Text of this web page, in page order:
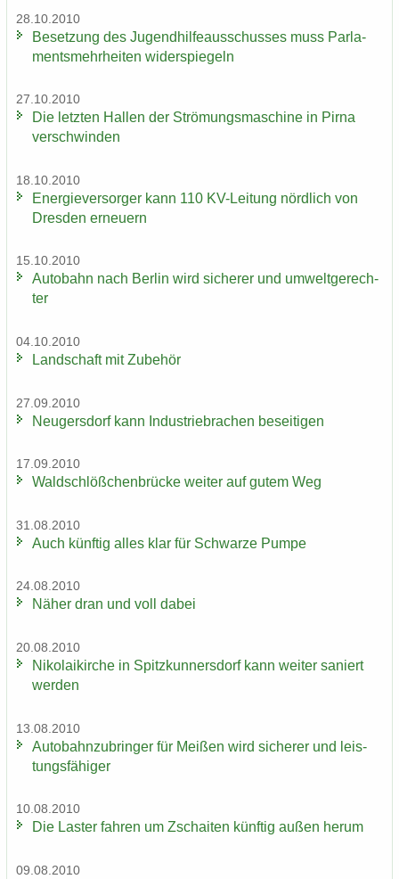
28.10.2010
Be­set­zung des Ju­gend­hil­fe­aus­schus­ses muss Par­la­
ments­mehr­hei­ten wi­der­spie­geln
27.10.2010
Die letz­ten Hal­len der Strö­mungs­ma­schi­ne in Pirna
ver­schwin­den
18.10.2010
En­er­gie­ver­sor­ger kann 110 KV-​Leitung nörd­lich von
Dres­den er­neu­ern
15.10.2010
Au­to­bahn nach Ber­lin wird si­che­rer und um­welt­ge­rech­
ter
04.10.2010
Land­schaft mit Zu­be­hör
27.09.2010
Neu­gers­dorf kann In­dus­trie­bra­chen be­sei­ti­gen
17.09.2010
Wald­schlöß­chen­brü­cke wei­ter auf gutem Weg
31.08.2010
Auch künf­tig alles klar für Schwar­ze Pumpe
24.08.2010
Näher dran und voll dabei
20.08.2010
Ni­ko­lai­kir­che in Spitz­kun­ners­dorf kann wei­ter sa­niert
wer­den
13.08.2010
Au­to­bahn­zu­brin­ger für Mei­ßen wird si­che­rer und leis­
tungs­fä­hi­ger
10.08.2010
Die Las­ter fah­ren um Zschai­ten künf­tig außen herum
09.08.2010